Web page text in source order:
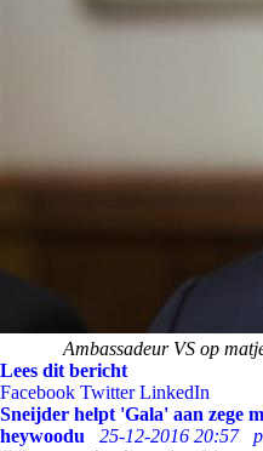
Ambassadeur VS op
Lees dit bericht
Facebook Twitter LinkedIn
Sneijder helpt 'Gala' aan zege
heywoodu
25-12-2016 20:57